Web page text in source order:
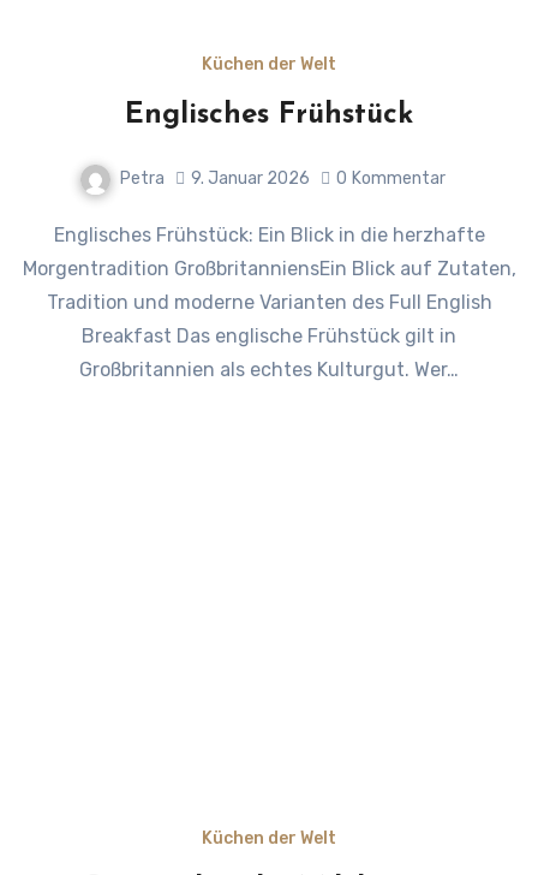
Küchen der Welt
Englisches Frühstück
Petra 9. Januar 2026 0 Kommentar
Englisches Frühstück: Ein Blick in die herzhafte
Morgentradition GroßbritanniensEin Blick auf Zutaten,
Tradition und moderne Varianten des Full English
Breakfast Das englische Frühstück gilt in
Großbritannien als echtes Kulturgut. Wer…
Küchen der Welt